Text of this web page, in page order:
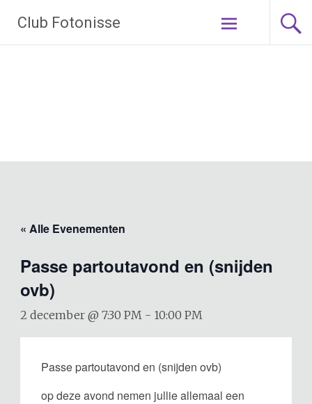
naar
de
Club Fotonisse
« Alle Evenementen
Passe partoutavond en (snijden
ovb)
2 december @ 7:30 PM- 10:00 PM
Passe partoutavond en (snijden ovb)
op deze avond nemen jullie allemaal een